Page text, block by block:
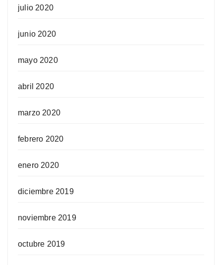
julio 2020
junio 2020
mayo 2020
abril 2020
marzo 2020
febrero 2020
enero 2020
diciembre 2019
noviembre 2019
octubre 2019